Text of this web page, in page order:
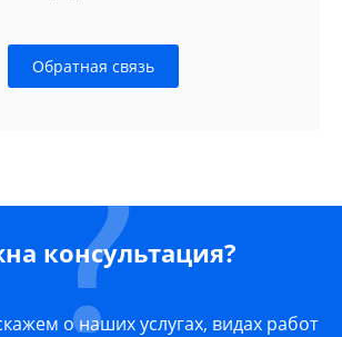
Обратная связь
консультация?
о наших услугах, видах работ